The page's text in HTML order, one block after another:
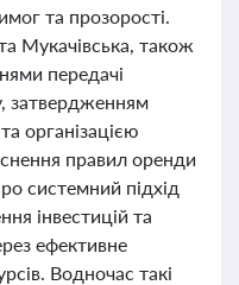
та прозорості.
Мукачівська, також
передачі
затвердженням
організацією
правил оренди
системний підхід
інвестицій та
ефективне
Водночас такі